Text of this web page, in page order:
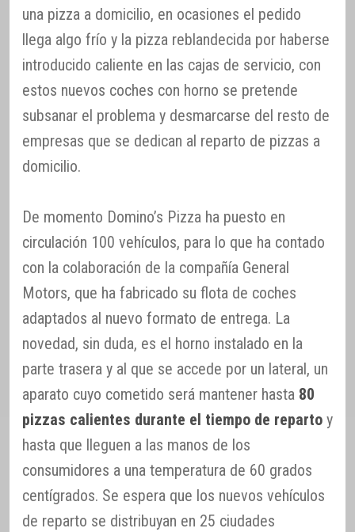
una pizza a domicilio, en ocasiones el pedido
llega algo frío y la pizza reblandecida por haberse
introducido caliente en las cajas de servicio, con
estos nuevos coches con horno se pretende
subsanar el problema y desmarcarse del resto de
empresas que se dedican al reparto de pizzas a
domicilio.
De momento Domino’s Pizza ha puesto en
circulación 100 vehículos, para lo que ha contado
con la colaboración de la compañía General
Motors, que ha fabricado su flota de coches
adaptados al nuevo formato de entrega. La
novedad, sin duda, es el horno instalado en la
parte trasera y al que se accede por un lateral, un
aparato cuyo cometido será mantener hasta 80
pizzas calientes durante el tiempo de reparto y
hasta que lleguen a las manos de los
consumidores a una temperatura de 60 grados
centígrados. Se espera que los nuevos vehículos
de reparto se distribuyan en 25 ciudades